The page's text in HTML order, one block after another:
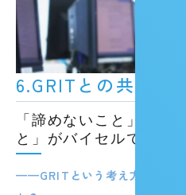
6.GRITとの共通点
「諦めないこと」では
と」がバイセルで活きる
——GRITという考え方は、現場